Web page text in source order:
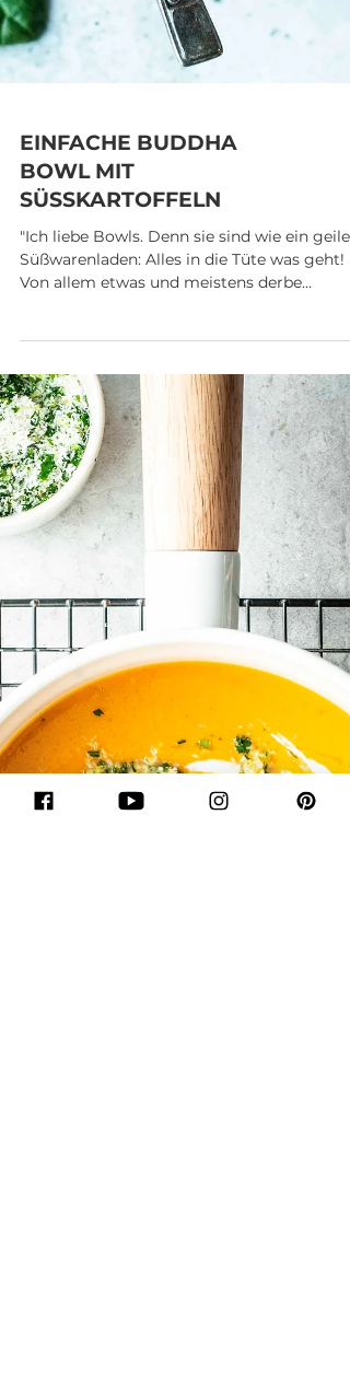
EINFACHE BUDDHA
BOWL MIT
SÜSSKARTOFFELN
"Ich liebe Bowls. Denn sie sind wie ein geiler
Süßwarenladen: Alles in die Tüte was geht!
Von allem etwas und meistens derbe
gesund,...